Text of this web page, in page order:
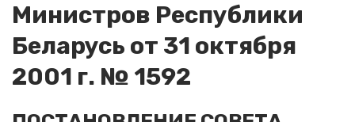
Министров Республики
Беларусь от 31 октября
2001 г. № 1592